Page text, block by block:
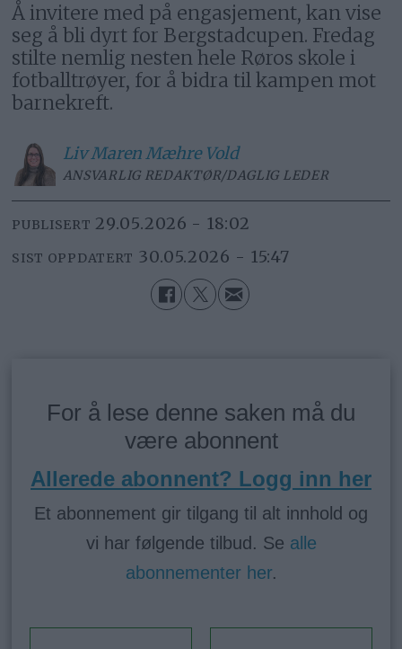
Å invitere med på engasjement, kan vise
seg å bli dyrt for Bergstadcupen. Fredag
stilte nemlig nesten hele Røros skole i
fotballtrøyer, for å bidra til kampen mot
barnekreft.
Liv MarenMæhre Vold
ANSVARLIG REDAKTØR/DAGLIG LEDER
PUBLISERT 29.05.2026 - 18:02
SIST OPPDATERT 30.05.2026 - 15:47
For å lese denne saken må du
være abonnent
Allerede abonnent? Logg inn her
Et abonnement gir tilgang til alt innhold og
vi har følgende tilbud. Se alle
abonnementer her.